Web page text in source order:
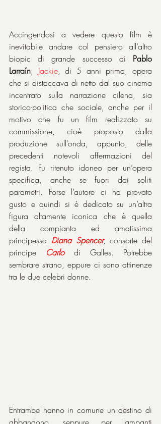
Accingendosi a vedere questo film è
inevitabile andare col pensiero all’altro
biopic di grande successo di Pablo
Larraín, Jackie, di 5 anni prima, opera
che si distaccava di netto dal suo cinema
incentrato sulla narrazione cilena, sia
storico-politica che sociale, anche per il
motivo che fu un film realizzato su
commissione, cioè proposto dalla
produzione sull’onda, appunto, delle
precedenti notevoli affermazioni del
regista. Fu ritenuto idoneo per un’opera
specifica, anche se fuori dai soliti
parametri. Forse l’autore ci ha provato
gusto e quindi si è dedicato su un’altra
figura altamente iconica che è quella
della compianta ed amatissima
principessa Diana Spencer, consorte del
principe Carlo di Galles. Potrebbe
sembrare strano, eppure ci sono attinenze
tra le due celebri donne.
Entrambe hanno in comune un destino di